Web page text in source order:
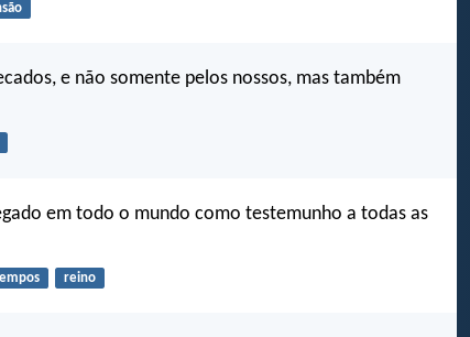
e não somente pelos nossos, mas também
em todo o mundo como testemunho a todas as
reino